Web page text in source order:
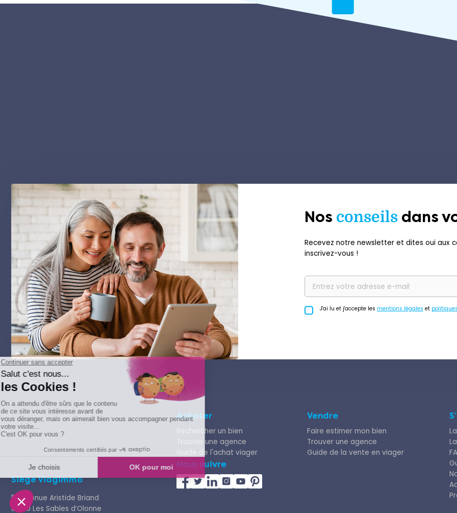
Nos conseils dans
Recevez notre newsletter et dites oui aux
inscrivez-vous !
J'ai lu et j'accepte les mentions légales et
Siège Viagimmo
58 avenue Aristide Briand
85100 Les Sables d’Olonne
Acheter
Rechercher un bien
Trouver une agence
Guide de l'achat viager
Nous suivre
Vendre
Faire estimer mon bien
Trouver une agence
Guide de la vente en viager